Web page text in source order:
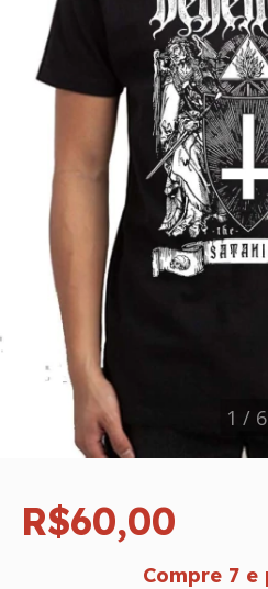
1 / 6
R$60,00
Compre 7 e